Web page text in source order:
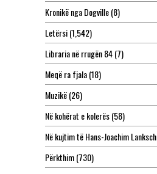
Kronikë nga Dogville(8)
Letërsi(1,542)
Libraria në rrugën 84(7)
Meqë ra fjala(18)
Muzikë(26)
Në kohërat e kolerës(58)
Në kujtim të Hans-Joachim Lanksch
Përkthim(730)